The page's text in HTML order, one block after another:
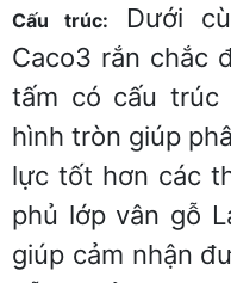
Cấu trúc:
Dưới
Caco3 rắn chắc
tấm có cấu
hình tròn giúp
lực tốt hơn các
phủ lớp vân gỗ
giúp cảm nhận